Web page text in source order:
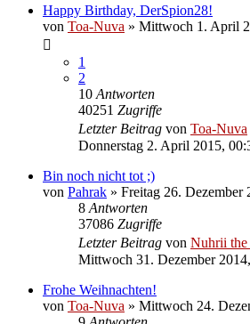
Happy Birthday, DerSpion28!
von Toa-Nuva » Mittwoch 1. April
1
2
10 Antworten
40251 Zugriffe
Letzter Beitrag von Toa-Nuva
Donnerstag 2. April 2015,
Bin noch nicht tot ;)
von Pahrak » Freitag 26. Dezember
8 Antworten
37086 Zugriffe
Letzter Beitrag von Nuhrii the
Mittwoch 31. Dezember
Frohe Weihnachten!
von Toa-Nuva » Mittwoch 24.